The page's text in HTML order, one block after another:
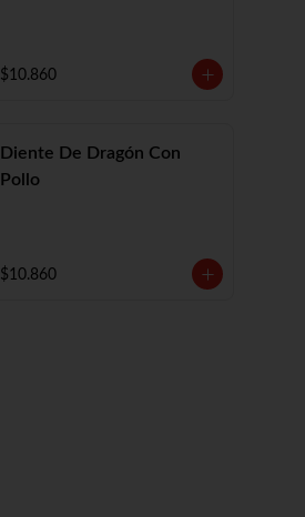
$10.860
Diente De Dragón Con
Pollo
$10.860